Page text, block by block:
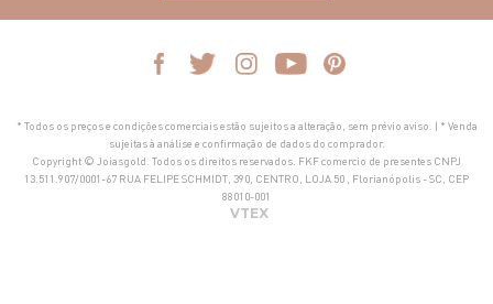
* Todos os preços e condições comerciais estão sujeitos a alteração, sem prévio aviso. | * Venda
sujeitas à análise e confirmação de dados do comprador.
Copyright © Joiasgold. Todos os direitos reservados. FKF comercio de presentes CNPJ
13.511.907/0001-67 RUA FELIPE SCHMIDT, 390, CENTRO, LOJA 50 , Florianópolis - SC, CEP
88010-001
VTEX